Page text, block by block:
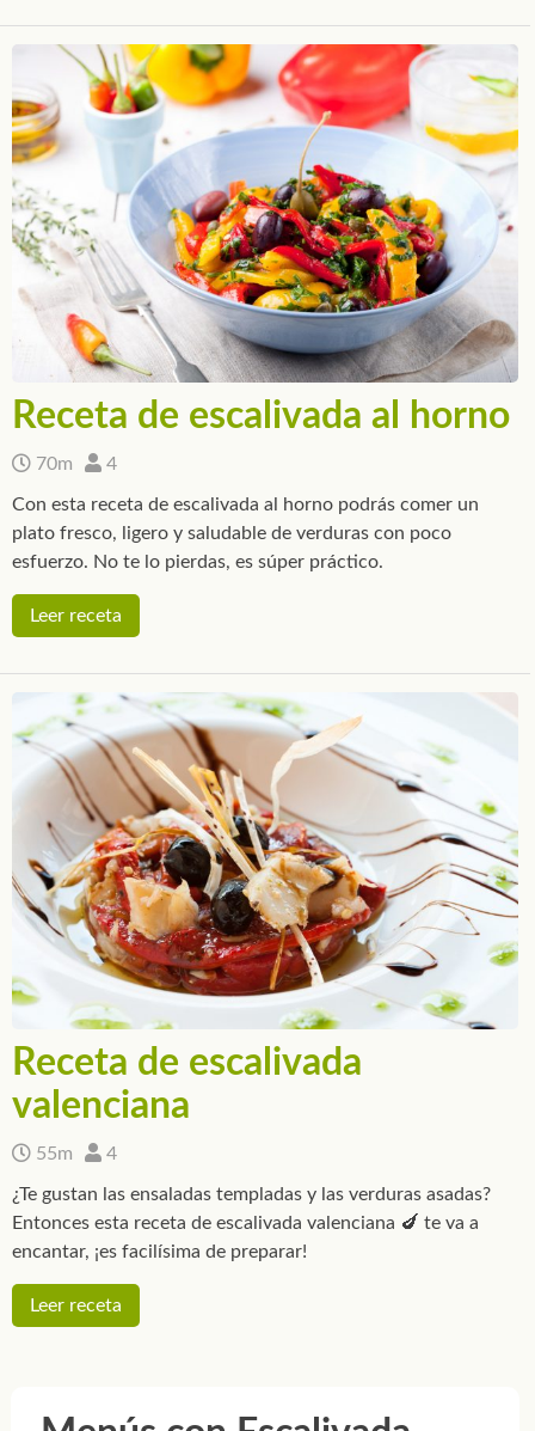
Receta de escalivada al horno
70m 4
Con esta receta de escalivada al horno podrás comer un
plato fresco, ligero y saludable de verduras con poco
esfuerzo. No te lo pierdas, es súper práctico.
Leer receta
Receta de escalivada
valenciana
55m 4
¿Te gustan las ensaladas templadas y las verduras asadas?
Entonces esta receta de escalivada valenciana 🍆 te va a
encantar, ¡es facilísima de preparar!
Leer receta